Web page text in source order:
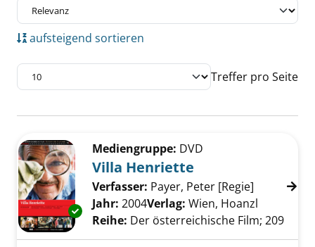
aufsteigend sortieren
Treffer pro Seite
Zu den Suchfiltern springen
Exemplar-Details von Villa Henriette
Mediengruppe: DVD
Villa Henriette
Verfasser: Payer, Peter [Regie] Suche
Jahr: 2004Verlag: Wien, Hoanzl
Reihe: Der österreichische Film; 209